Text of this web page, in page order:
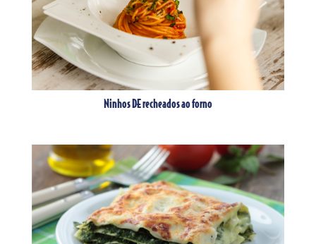
Ninhos DE recheados ao forno